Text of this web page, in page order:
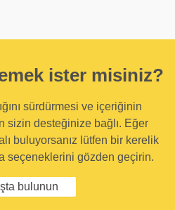
ister misiniz?
sürdürmesi ve içeriğinin
sizin desteğinize bağlı. Eğer
buluyorsanız lütfen bir kerelik
seçeneklerini gözden geçirin.
bulunun